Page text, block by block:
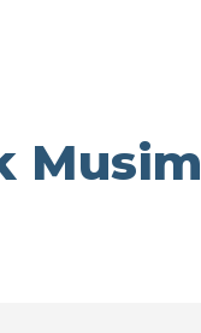
Musim